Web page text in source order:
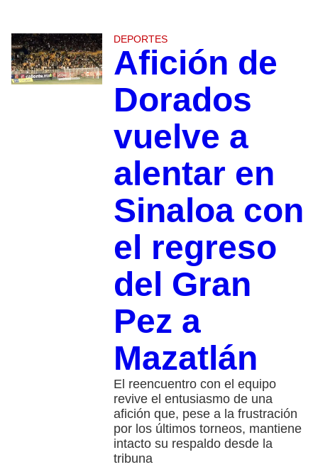
DEPORTES
Afición de
Dorados
vuelve a
alentar en
Sinaloa con
el regreso
del Gran
Pez a
Mazatlán
El reencuentro con el equipo
revive el entusiasmo de una
afición que, pese a la frustración
por los últimos torneos, mantiene
intacto su respaldo desde la
tribuna